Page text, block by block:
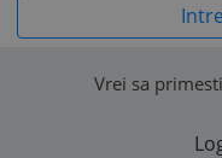
Vrei sa